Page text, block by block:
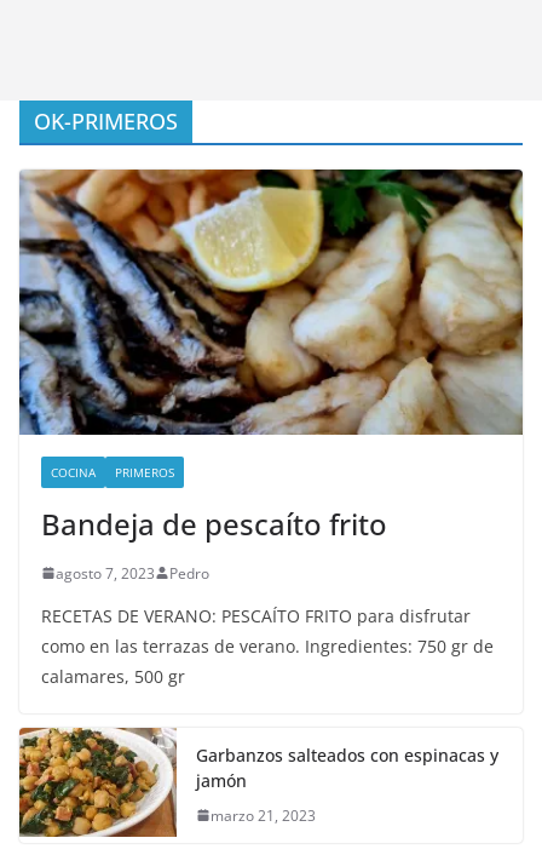
OK-PRIMEROS
COCINA PRIMEROS
Bandeja de pescaíto frito
agosto 7, 2023 Pedro
RECETAS DE VERANO: PESCAÍTO FRITO para disfrutar
como en las terrazas de verano. Ingredientes: 750 gr de
calamares, 500 gr
Garbanzos salteados con espinacas y
jamón
marzo 21, 2023